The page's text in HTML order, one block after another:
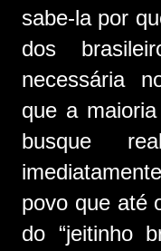
sabe-la por
dos
necessária
que a
busque
povo que até
do “jeitinho